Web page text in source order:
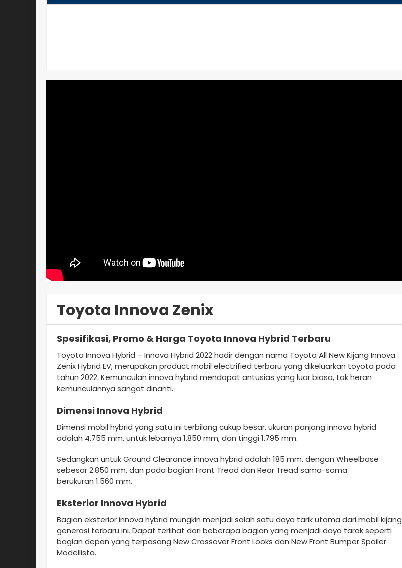
Toyota Innova Zenix
Spesifikasi, Promo & Harga Toyota Innova Hybrid Terbaru
Toyota Innova Hybrid – Innova Hybrid 2022 hadir dengan nama Toyota All New Kijang Innova
Zenix Hybrid EV, merupakan product mobil electrified terbaru yang dikeluarkan toyota pada
tahun 2022. Kemunculan innova hybrid mendapat antusias yang luar biasa, tak heran
kemunculannya sangat dinanti.
Dimensi Innova Hybrid
Dimensi mobil hybrid yang satu ini terbilang cukup besar, ukuran panjang innova hybrid
adalah 4.755 mm, untuk lebarnya 1.850 mm, dan tinggi 1.795 mm.
Sedangkan untuk Ground Clearance innova hybrid adalah 185 mm, dengan Wheelbase
sebesar 2.850 mm. dan pada bagian Front Tread dan Rear Tread sama-sama
berukuran 1.560 mm.
Eksterior Innova Hybrid
Bagian eksterior innova hybrid mungkin menjadi salah satu daya tarik utama dari mobil kijang
generasi terbaru ini. Dapat terlihat dari beberapa bagian yang menjadi daya tarak seperti
bagian depan yang terpasang New Crossover Front Looks dan New Front Bumper Spoiler
Modellista.